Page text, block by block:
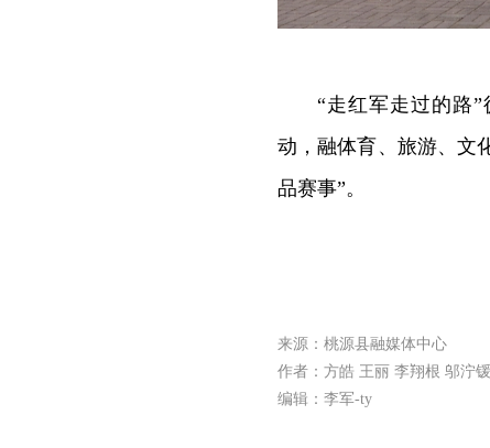
“走红军走过的路
动，融体育、旅游、文
品赛事”。
来源：桃源县融媒体中心
作者：方皓 王丽 李翔根 邬泞锾
编辑：李军-ty